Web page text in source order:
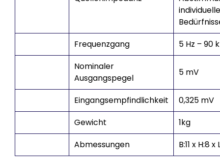
Frequenzgang
5 Hz – 90
Nominaler
Ausgangspegel
5 mV
Eingangsempfindlichkeit
0,325 mV
Gewicht
1kg
Abmessungen
B:11 x H:8